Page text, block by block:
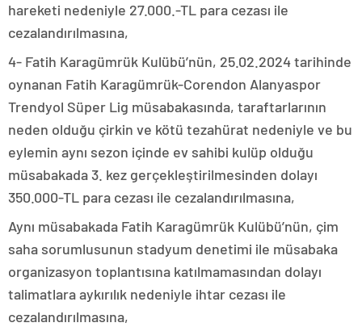
hareketi nedeniyle 27.000.-TL para cezası ile
cezalandırılmasına,
4- Fatih Karagümrük Kulübü’nün, 25.02.2024 tarihinde
oynanan Fatih Karagümrük-Corendon Alanyaspor
Trendyol Süper Lig müsabakasında, taraftarlarının
neden olduğu çirkin ve kötü tezahürat nedeniyle ve bu
eylemin aynı sezon içinde ev sahibi kulüp olduğu
müsabakada 3. kez gerçekleştirilmesinden dolayı
350.000-TL para cezası ile cezalandırılmasına,
Aynı müsabakada Fatih Karagümrük Kulübü’nün, çim
saha sorumlusunun stadyum denetimi ile müsabaka
organizasyon toplantısına katılmamasından dolayı
talimatlara aykırılık nedeniyle ihtar cezası ile
cezalandırılmasına,